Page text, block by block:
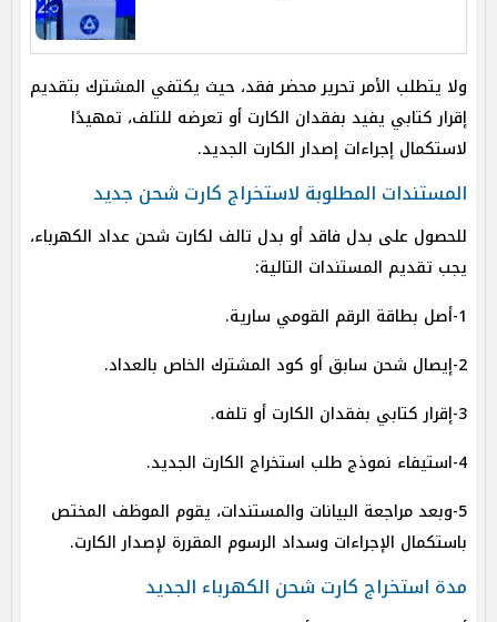
ولا يتطلب الأمر تحرير محضر فقد، حيث يكتفي المشترك بتقديم
إقرار كتابي يفيد بفقدان الكارت أو تعرضه للتلف، تمهيدًا
لاستكمال إجراءات إصدار الكارت الجديد.
المستندات المطلوبة لاستخراج كارت شحن جديد
للحصول على بدل فاقد أو بدل تالف لكارت شحن عداد الكهرباء،
يجب تقديم المستندات التالية:
1-أصل بطاقة الرقم القومي سارية.
2-إيصال شحن سابق أو كود المشترك الخاص بالعداد.
3-إقرار كتابي بفقدان الكارت أو تلفه.
4-استيفاء نموذج طلب استخراج الكارت الجديد.
5-وبعد مراجعة البيانات والمستندات، يقوم الموظف المختص
باستكمال الإجراءات وسداد الرسوم المقررة لإصدار الكارت.
مدة استخراج كارت شحن الكهرباء الجديد